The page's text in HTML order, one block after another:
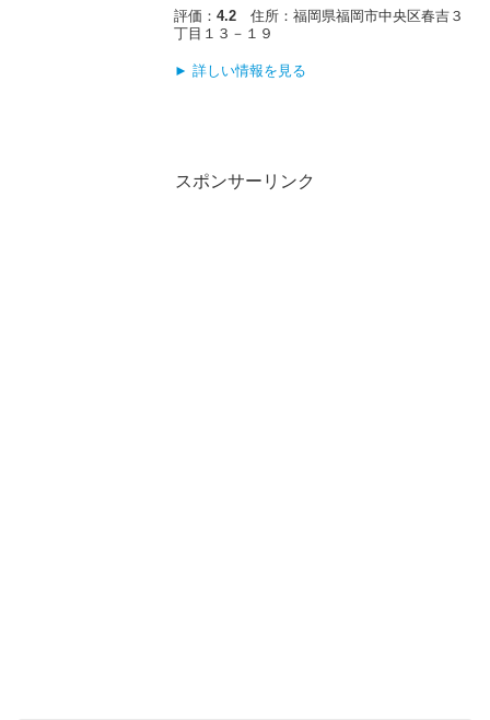
評価：4.2 住所：福岡県福岡市中央区春吉３
丁目１３－１９
► 詳しい情報を見る
スポンサーリンク